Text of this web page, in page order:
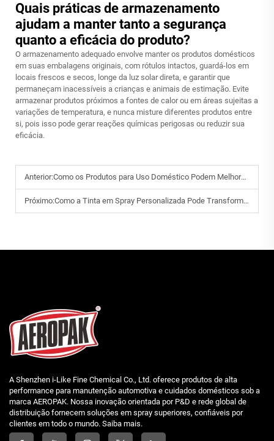
Quais práticas de armazenamento
ajudam a manter tanto a segurança
quanto a eficácia do produto?
O armazenamento adequado envolve manter os produtos domésticos
em suas embalagens originais, com rótulos intactos, guardá-los em
locais frescos e secos, longe da luz solar direta, e garantir que
permaneçam inacessíveis a crianças e animais de estimação. Evite
armazenar produtos próximos a fontes de calor ou em áreas sujeitas a
variações de temperatura, e nunca misture diferentes produtos entre
si, pois isso pode gerar reações químicas perigosas ou reduzir sua
eficácia.
Anterior:Como os Produtos para Uso Doméstico Podem Melhorar a Eficiência da Limpeza Diária em Casa?
Próximo:Como a Tinta em Spray Personalizada Pode Transformar Seus Projetos DIY em Casa?
A Shenzhen i-Like Fine Chemical Co., Ltd. oferece produtos de alta
performance para manutenção automotiva e cuidados domésticos sob a
marca AEROPAK. Nossa inovação orientada por P&D e rede global de
distribuição fornecem soluções em spray superiores, confiáveis por
clientes em todo o mundo. Saiba mais.